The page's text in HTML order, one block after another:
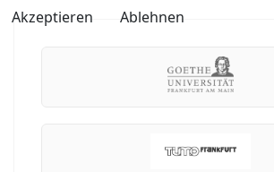
Akzeptieren
Ablehnen